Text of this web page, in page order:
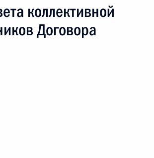
коллективной
Договора